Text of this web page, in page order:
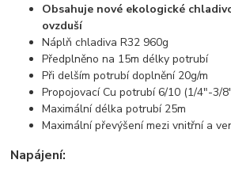
Obsahuje nové ekologické
ovzduší
Náplň chladiva R32 960g
Předplněno na 15m délky potrubí
Při delším potrubí doplnění 20g/m
Propojovací Cu potrubí 6/10 (1/4"-3/
Maximální délka potrubí 25m
Maximální převýšení mezi vnitřní a
Napájení: